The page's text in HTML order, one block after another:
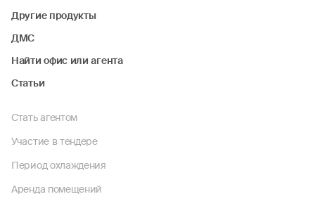
Другие продукты
ДМС
Найти офис или агента
Статьи
Стать агентом
Участие в тендере
Период охлаждения
Аренда помещений